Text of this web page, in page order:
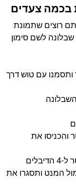
בכמה צעדים
רוצים שתמונת
שבלונה לשם סימון
עם טוש דרך
והכניסו את
המנט ותסגרו את